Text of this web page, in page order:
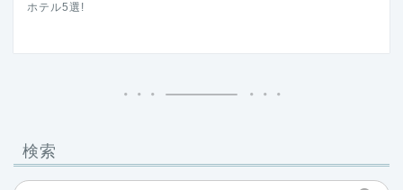
ホテル5選!
検索